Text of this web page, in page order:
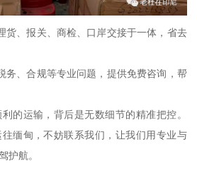
货、报关、商检、口岸交接于一体，省去
务、合规等专业问题，提供免费咨询，帮
的运输，背后是无数细节的精准把控。
缅甸，不妨联系我们，让我们用专业与
护航。